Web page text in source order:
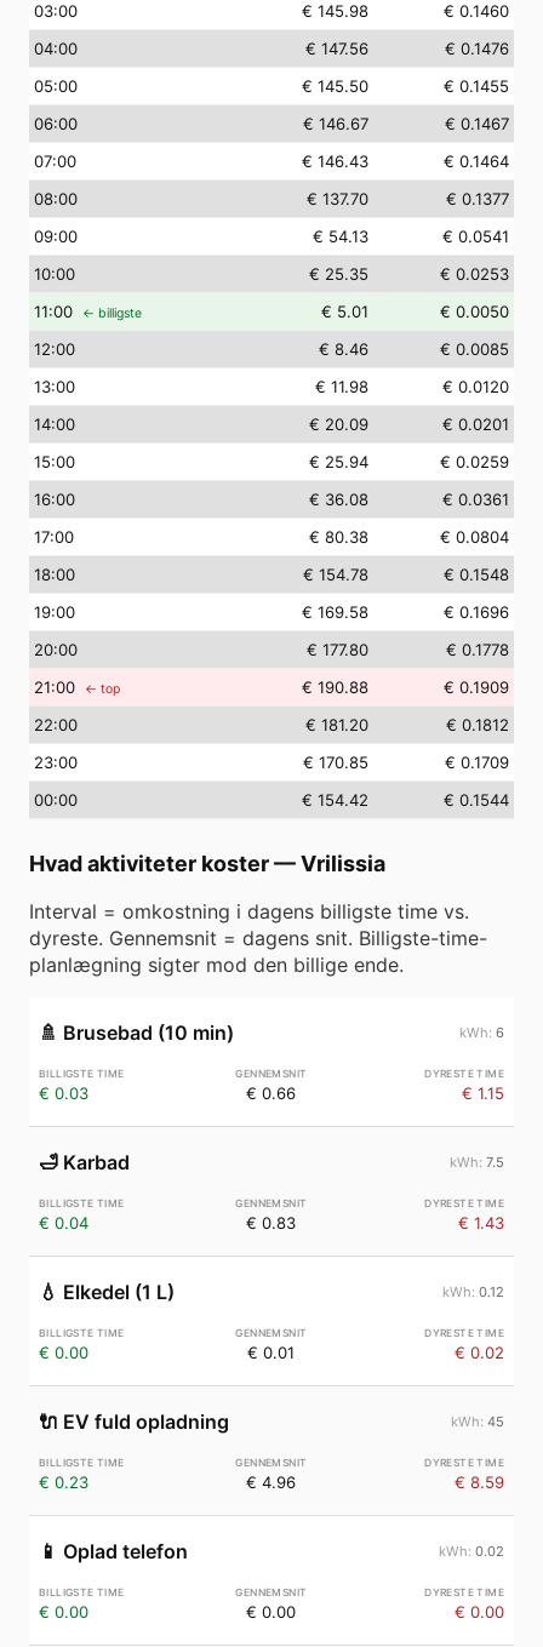
03:00 € 145.98
€ 0.1460
04:00 € 147.56
€ 0.1476
05:00 € 145.50
€ 0.1455
06:00 € 146.67
€ 0.1467
07:00 € 146.43
€ 0.1464
08:00 € 137.70
€ 0.1377
09:00 € 54.13
€ 0.0541
10:00 € 25.35
€ 0.0253
11:00 ← billigste € 5.01
€ 0.0050
12:00 € 8.46
€ 0.0085
13:00 € 11.98
€ 0.0120
14:00 € 20.09
€ 0.0201
15:00 € 25.94
€ 0.0259
16:00 € 36.08
€ 0.0361
17:00 € 80.38
€ 0.0804
18:00 € 154.78
€ 0.1548
19:00 € 169.58
€ 0.1696
20:00 € 177.80
€ 0.1778
21:00 ← top € 190.88
€ 0.1909
22:00 € 181.20
€ 0.1812
23:00 € 170.85
€ 0.1709
00:00 € 154.42 € 0.1544
Hvad aktiviteter koster—Vrilissia
Interval = omkostning i dagens billigste time vs.
dyreste. Gennemsnit = dagens snit. Billigste-time-
planlægning sigter mod den billige ende.
🚿 Brusebad (10 min) 6
€ 0.03 € 0.66 € 1.15
🛁 Karbad 7.5
€ 0.04 € 0.83 € 1.43
💧 Elkedel (1 L) 0.12
€ 0.00 € 0.01 € 0.02
🔌 EV fuld opladning 45
€ 0.23 € 4.96 € 8.59
📱 Oplad telefon 0.02
€ 0.00 € 0.00 € 0.00